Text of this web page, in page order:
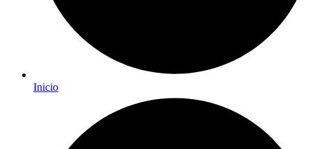
Inicio